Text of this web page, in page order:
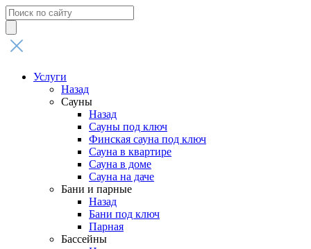
Поиск
товаров
Услуги
Назад
Сауны
Назад
Сауны под ключ
Финская сауна под ключ
Сауна в квартире
Сауна в доме
Сауна на даче
Бани и парные
Назад
Бани под ключ
Парная
Бассейны